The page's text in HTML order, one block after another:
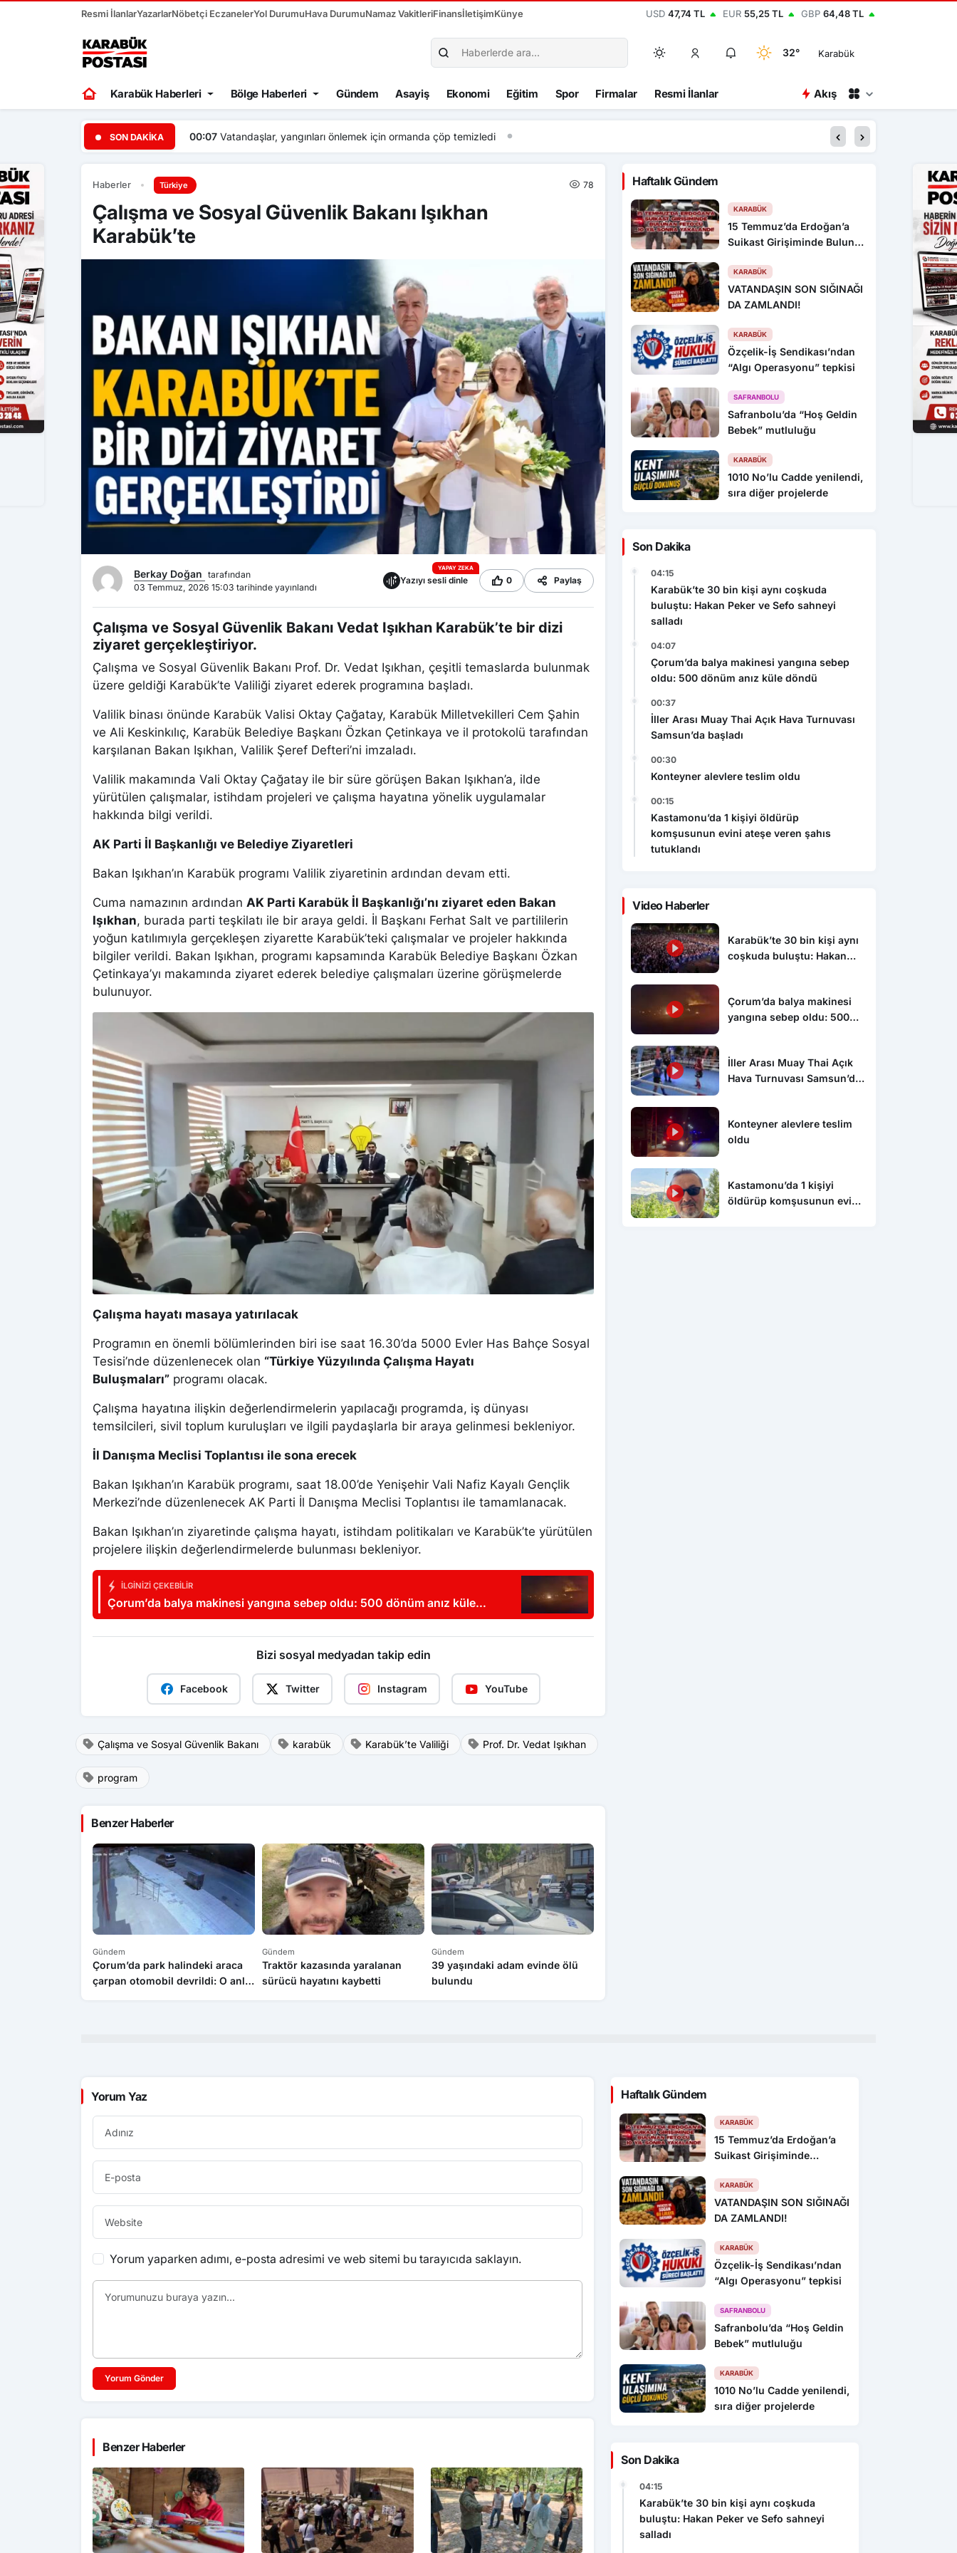
Resmi İlanlarYazarlarNöbetçi EczanelerYol DurumuHava DurumuNamaz VakitleriFinansİletişimKünye USD 47,74 TL EUR 55,25 TL GBP 64,48 TL
32° Karabük
Karabük Haberleri Bölge Haberleri Gündem Asayiş Ekonomi Eğitim Spor Firmalar Resmi İlanlar Akış
SON DAKIKA
yangınları önlemek için ormanda çöp temizledi Kastamonu Üniversitesi, bezelye kabuklarından biyokömür üretecek
Haberler Türkiye 78
Çalışma ve Sosyal Güvenlik Bakanı Işıkhan
Karabük’te
Berkay Doğan tarafından
03 Temmuz, 2026 15:03 tarihinde yayınlandı
YAPAY ZEKA
Yazıyı sesli dinle 0 Paylaş
Çalışma ve Sosyal Güvenlik Bakanı Vedat Işıkhan Karabük’te bir dizi
ziyaret gerçekleştiriyor.
Çalışma ve Sosyal Güvenlik Bakanı Prof. Dr. Vedat Işıkhan, çeşitli temaslarda bulunmak
üzere geldiği Karabük’te Valiliği ziyaret ederek programına başladı.
Valilik binası önünde Karabük Valisi Oktay Çağatay, Karabük Milletvekilleri Cem Şahin
ve Ali Keskinkılıç, Karabük Belediye Başkanı Özkan Çetinkaya ve il protokolü tarafından
karşılanan Bakan Işıkhan, Valilik Şeref Defteri’ni imzaladı.
Valilik makamında Vali Oktay Çağatay ile bir süre görüşen Bakan Işıkhan’a, ilde
yürütülen çalışmalar, istihdam projeleri ve çalışma hayatına yönelik uygulamalar
hakkında bilgi verildi.
AK Parti İl Başkanlığı ve Belediye Ziyaretleri
Bakan Işıkhan’ın Karabük programı Valilik ziyaretinin ardından devam etti.
Cuma namazının ardından AK Parti Karabük İl Başkanlığı’nı ziyaret eden Bakan
Işıkhan, burada parti teşkilatı ile bir araya geldi. İl Başkanı Ferhat Salt ve partililerin
yoğun katılımıyla gerçekleşen ziyarette Karabük’teki çalışmalar ve projeler hakkında
bilgiler verildi. Bakan Işıkhan, programı kapsamında Karabük Belediye Başkanı Özkan
Çetinkaya’yı makamında ziyaret ederek belediye çalışmaları üzerine görüşmelerde
bulunuyor.
Çalışma hayatı masaya yatırılacak
Programın en önemli bölümlerinden biri ise saat 16.30’da 5000 Evler Has Bahçe Sosyal
Tesisi’nde düzenlenecek olan “Türkiye Yüzyılında Çalışma Hayatı
Buluşmaları” programı olacak.
Çalışma hayatına ilişkin değerlendirmelerin yapılacağı programda, iş dünyası
temsilcileri, sivil toplum kuruluşları ve ilgili paydaşlarla bir araya gelinmesi bekleniyor.
İl Danışma Meclisi Toplantısı ile sona erecek
Bakan Işıkhan’ın Karabük programı, saat 18.00’de Yenişehir Vali Nafiz Kayalı Gençlik
Merkezi’nde düzenlenecek AK Parti İl Danışma Meclisi Toplantısı ile tamamlanacak.
Bakan Işıkhan’ın ziyaretinde çalışma hayatı, istihdam politikaları ve Karabük’te yürütülen
projelere ilişkin değerlendirmelerde bulunması bekleniyor.
İLGINIZI ÇEKEBILIR
Çorum’da balya makinesi yangına sebep oldu: 500 dönüm anız küle
döndü
Bizi sosyal medyadan takip edin
Facebook Twitter Instagram YouTube
Çalışma ve Sosyal Güvenlik Bakanı karabük Karabük’te Valiliği Prof. Dr. Vedat Işıkhan
program
Benzer Haberler
Gündem
Çorum’da park halindeki araca
çarpan otomobil devrildi: O anlar
Gündem
Traktör kazasında yaralanan
sürücü hayatını kaybetti
Gündem
39 yaşındaki adam evinde ölü
bulundu
Haftalık Gündem
KARABÜK
15 Temmuz’da Erdoğan’a
Suikast Girişiminde Bulunan
Yakalandı!
KARABÜK
VATANDAŞIN SON SIĞINAĞI
DA ZAMLANDI!
KARABÜK
Özçelik-İş Sendikası’ndan
“Algı Operasyonu” tepkisi
SAFRANBOLU
Safranbolu’da “Hoş Geldin
Bebek” mutluluğu
KARABÜK
1010 No’lu Cadde yenilendi,
sıra diğer projelerde
Son Dakika
04:15
Karabük’te 30 bin kişi aynı coşkuda
buluştu: Hakan Peker ve Sefo sahneyi
salladı
04:07
Çorum’da balya makinesi yangına sebep
oldu: 500 dönüm anız küle döndü
00:37
İller Arası Muay Thai Açık Hava Turnuvası
Samsun’da başladı
00:30
Konteyner alevlere teslim oldu
00:15
Kastamonu’da 1 kişiyi öldürüp
komşusunun evini ateşe veren şahıs
tutuklandı
Video Haberler
Karabük’te 30 bin kişi aynı
coşkuda buluştu: Hakan
Çorum’da balya makinesi
yangına sebep oldu: 500
İller Arası Muay Thai Açık
Hava Turnuvası Samsun’da
Konteyner alevlere teslim
oldu
Kastamonu’da 1 kişiyi
öldürüp komşusunun evini
Yorum Yaz
Yorum yaparken adımı, e-posta adresimi ve web sitemi bu tarayıcıda saklayın.
Yorum Gönder
Benzer Haberler
Haftalık Gündem
KARABÜK
15 Temmuz’da Erdoğan’a
Suikast Girişiminde
Sonra Yakalandı!
KARABÜK
VATANDAŞIN SON SIĞINAĞI
DA ZAMLANDI!
KARABÜK
Özçelik-İş Sendikası’ndan
“Algı Operasyonu” tepkisi
SAFRANBOLU
Safranbolu’da “Hoş Geldin
Bebek” mutluluğu
KARABÜK
1010 No’lu Cadde yenilendi,
sıra diğer projelerde
Son Dakika
04:15
Karabük’te 30 bin kişi aynı coşkuda
buluştu: Hakan Peker ve Sefo sahneyi
salladı